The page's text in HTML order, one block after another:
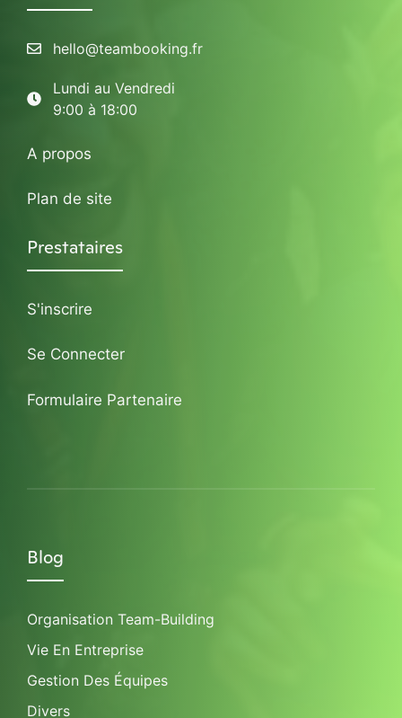
hello@teambooking.fr
Lundi au Vendredi
9:00 à 18:00
A propos
Plan de site
Prestataires
S'inscrire
Se Connecter
Formulaire Partenaire
Blog
Organisation Team-Building
Vie En Entreprise
Gestion Des Équipes
Divers